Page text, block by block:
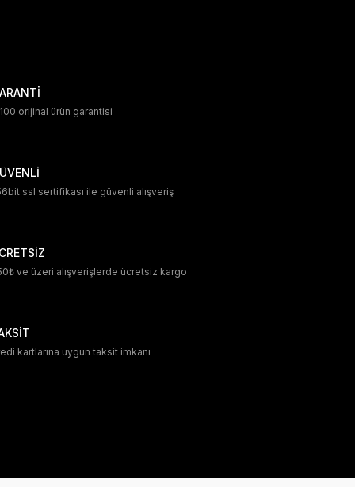
orijinal ürün garantisi
ssl sertifikası ile güvenli alışveriş
ve üzeri alışverişlerde ücretsiz kargo
kartlarına uygun taksit imkanı